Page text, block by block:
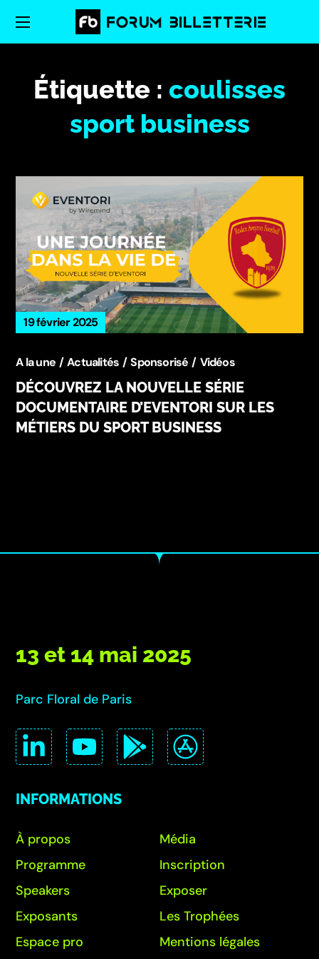
Étiquette : coulisses
sport business
19 février 2025
A la une Actualités Sponsorisé Vidéos
DÉCOUVREZ LA NOUVELLE SÉRIE
DOCUMENTAIRE D’EVENTORI SUR LES
MÉTIERS DU SPORT BUSINESS
13 et 14 mai 2025
Parc Floral de Paris
INFORMATIONS
À propos
Programme
Speakers
Exposants
Espace pro
Média
Inscription
Exposer
Les Trophées
Mentions légales